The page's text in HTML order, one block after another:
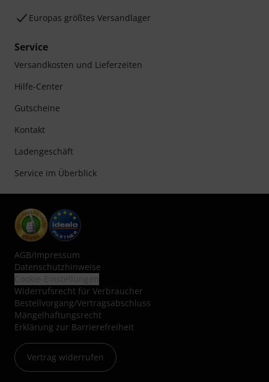
Europas größtes Versandlager
Service
Versandkosten und Lieferzeiten
Hilfe-Center
Gutscheine
Kontakt
Ladengeschäft
Service im Überblick
AGB/Impressum
Datenschutzhinweise
Widerrufsrecht für Verbraucher
Bestellvorgang/Vertragsabschluss
Mängelhaftungsrecht
Erklärung zur Barrierefreiheit
Vertrag widerrufen